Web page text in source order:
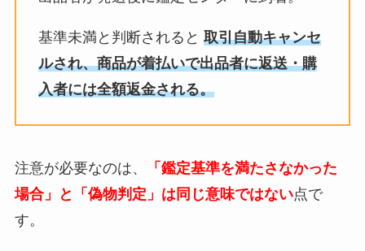
基準未満と判断されると 取引自動キャンセ
ルされ、商品が着払いで出品者に返送・購
入者には全額返金される。
注意が必要なのは、
「鑑定基準を満たさなかった
場合」と「偽物判定」は同じ意味ではない点で
す。